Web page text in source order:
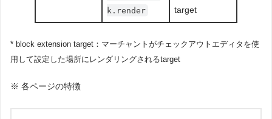
k.render
target
* block extension target：マーチャントがチェックアウトエディタを使
用して設定した場所にレンダリングされるtarget
※ 各ページの特徴